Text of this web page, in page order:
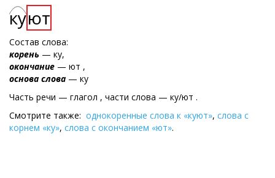
куют
Состав слова:
корень — ку,
окончание — ют ,
основа слова — ку
Часть речи — глагол , части слова — ку/ют .
Смотрите также: однокоренные слова к «куют», слова с
корнем «ку», слова с окончанием «ют».